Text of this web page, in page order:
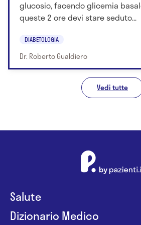
glucosio, facendo glicemia
queste 2 ore devi stare seduto...
DIABETOLOGIA
Dr. Roberto Gualdiero
Vedi tutte
Salute
Dizionario Medico